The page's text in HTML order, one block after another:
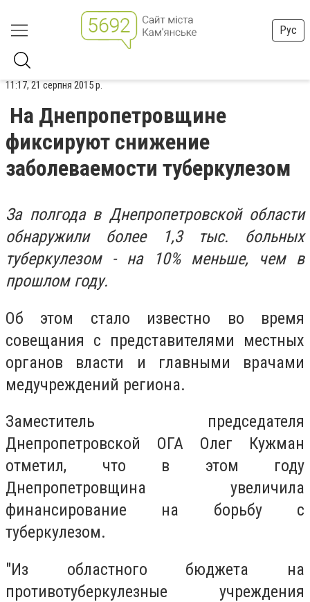
Рус
11:17, 21 серпня 2015 р.
На Днепропетровщине
фиксируют снижение
заболеваемости туберкулезом
За полгода в Днепропетровской области
обнаружили более 1,3 тыс. больных
туберкулезом - на 10% меньше, чем в
прошлом году.
Об этом стало известно во время
совещания с представителями местных
органов власти и главными врачами
медучреждений региона.
Заместитель председателя
Днепропетровской ОГА Олег Кужман
отметил, что в этом году
Днепропетровщина увеличила
финансирование на борьбу с
туберкулезом.
"Из областного бюджета на
противотуберкулезные учреждения